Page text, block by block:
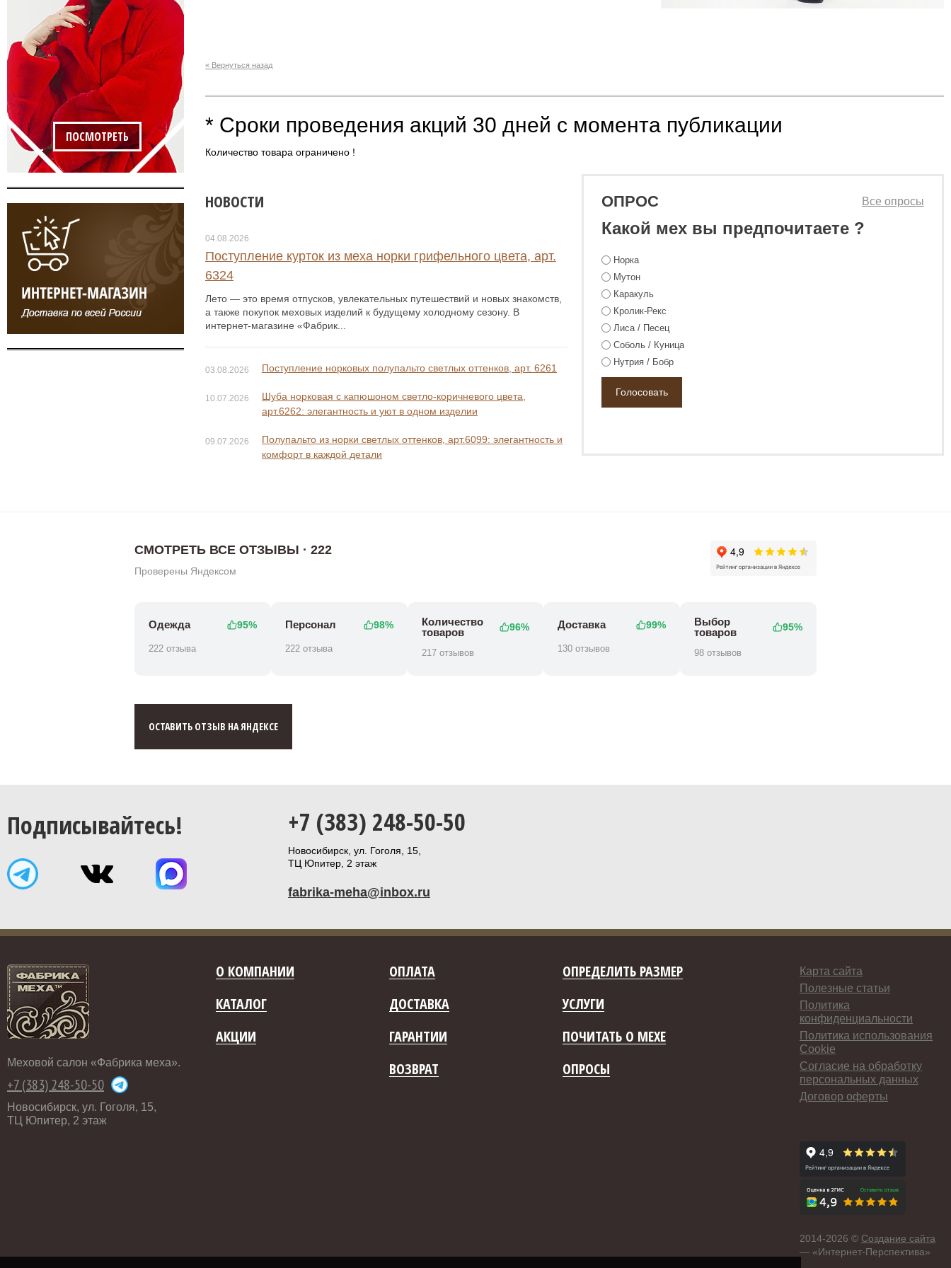
« Вернуться назад
* Сроки проведения акций 30 дней с момента публикации
Количество товара ограничено !
НОВОСТИ
04.08.2026
Поступление курток из меха норки грифельного цвета, арт.
6324
Лето — это время отпусков, увлекательных путешествий и новых знакомств,
а также покупок меховых изделий к будущему холодному сезону. В
интернет-магазине «Фабрик...
03.08.2026 Поступление норковых полупальто светлых оттенков, арт. 6261
10.07.2026
Шуба норковая с капюшоном светло-коричневого цвета,
арт.6262: элегантность и уют в одном изделии
09.07.2026
Полупальто из норки светлых оттенков, арт.6099: элегантность и
комфорт в каждой детали
ОПРОС
Какой мех вы предпочитаете ?
Все опросы
Норка
Мутон
Каракуль
Кролик-Рекс
Лиса / Песец
Соболь / Куница
Нутрия / Бобр
ПОСМОТРЕТЬ
СМОТРЕТЬ ВСЕ ОТЗЫВЫ · 222
Проверены Яндексом
Одежда 95%
222 отзыва
Персонал 98%
222 отзыва
Количество
товаров
96%
217 отзывов
Доставка 99%
130 отзывов
Выбор
товаров
95%
98 отзывов
ОСТАВИТЬ ОТЗЫВ НА ЯНДЕКСЕ
Подписывайтесь! +7 (383) 248-50-50
Новосибирск, ул. Гоголя, 15,
ТЦ Юпитер, 2 этаж
fabrika-meha@inbox.ru
Меховой салон «Фабрика меха».
+7 (383) 248-50-50
Новосибирск, ул. Гоголя, 15,
ТЦ Юпитер, 2 этаж
О КОМПАНИИ ОПЛАТА
ОПРЕДЕЛИТЬ РАЗМЕР
КАТАЛОГ
ДОСТАВКА
УСЛУГИ
АКЦИИ
ГАРАНТИИ
ПОЧИТАТЬ О МЕХЕ
ВОЗВРАТ
ОПРОСЫ
Карта сайта
Полезные статьи
Политика
конфиденциальности
Политика использования
Cookie
Согласие на обработку
персональных данных
Договор оферты
2014-2026 © Создание сайта
— «Интернет-Перспектива»